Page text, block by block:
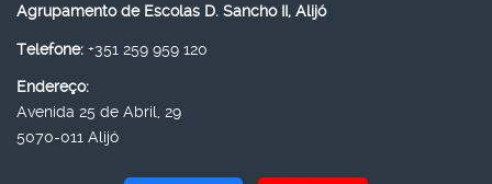
Agrupamento de Escolas D. Sancho II, Alijó
Telefone: +351 259 959 120
Endereço:
Avenida 25 de Abril, 29
5070-011 Alijó